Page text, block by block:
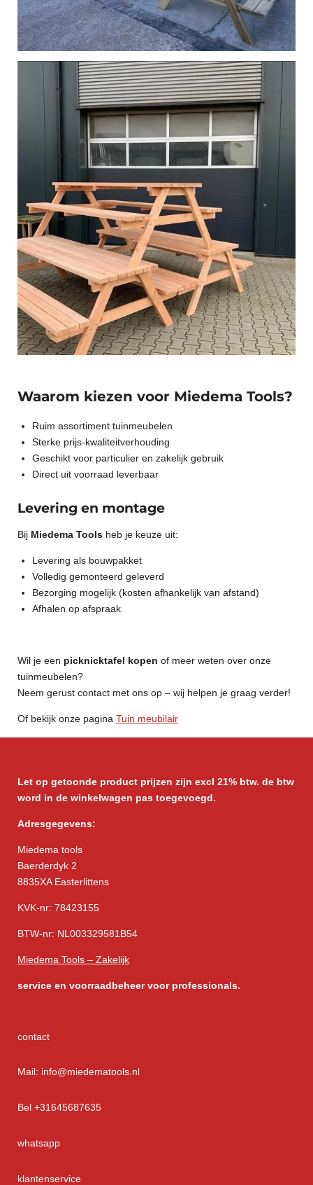
Waarom kiezen voor Miedema Tools?
Ruim assortiment tuinmeubelen
Sterke prijs-kwaliteitverhouding
Geschikt voor particulier en zakelijk gebruik
Direct uit voorraad leverbaar
Levering en montage
Bij Miedema Tools heb je keuze uit:
Levering als bouwpakket
Volledig gemonteerd geleverd
Bezorging mogelijk (kosten afhankelijk van afstand)
Afhalen op afspraak
Wil je een picknicktafel kopen of meer weten over onze
tuinmeubelen?
Neem gerust contact met ons op – wij helpen je graag verder!
Of bekijk onze pagina Tuin meubilair
Let op getoonde product prijzen zijn excl 21% btw. de btw
word in de winkelwagen pas toegevoegd.
Adresgegevens:
Miedema tools
Baerderdyk 2
8835XA Easterlittens
KVK-nr: 78423155
BTW-nr: NL003329581B54
Miedema Tools – Zakelijk
service en voorraadbeheer voor professionals.
contact
Mail: info@miedematools.nl
Bel +31645687635
whatsapp
klantenservice